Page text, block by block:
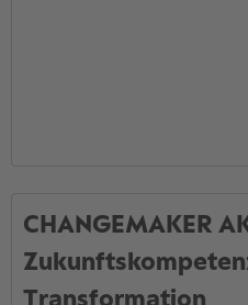
CHANGEMAKER
Transformation